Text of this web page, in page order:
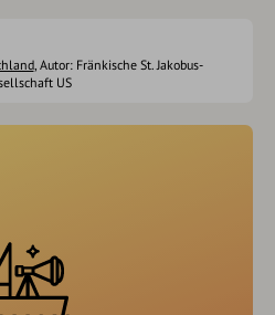
, Autor: Fränkische St. Jakobus-
US